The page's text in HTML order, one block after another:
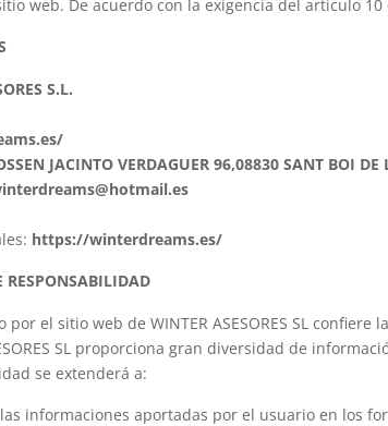
web. De acuerdo con la exigencia del artículo 10
S.L.
JACINTO VERDAGUER 96,08830 SANT BOI DE
https://winterdreams.es/
RESPONSABILIDAD
por el sitio web de WINTER ASESORES SL confiere
SL proporciona gran diversidad de
se extenderá a:
informaciones aportadas por el usuario en los